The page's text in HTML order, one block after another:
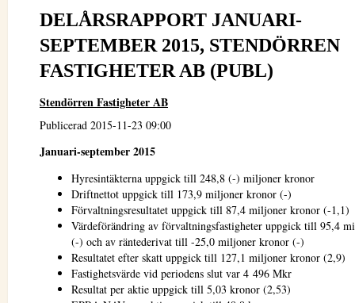
DELÅRSRAPPORT JANUARI-
SEPTEMBER 2015, STENDÖRREN
FASTIGHETER AB (PUBL)
Stendörren Fastigheter AB
Publicerad 2015-11-23 09:00
Januari-september 2015
Hyresintäkterna uppgick till 248,8 (-) miljoner kronor
Driftnettot uppgick till 173,9 miljoner kronor (-)
Förvaltningsresultatet uppgick till 87,4 miljoner kronor (-1,1)
Värdeförändring av förvaltningsfastigheter uppgick till 95,4
(-) och av räntederivat till -25,0 miljoner kronor (-)
Resultatet efter skatt uppgick till 127,1 miljoner kronor (2,9)
Fastighetsvärde vid periodens slut var 4 496 Mkr
Resultat per aktie uppgick till 5,03 kronor (2,53)